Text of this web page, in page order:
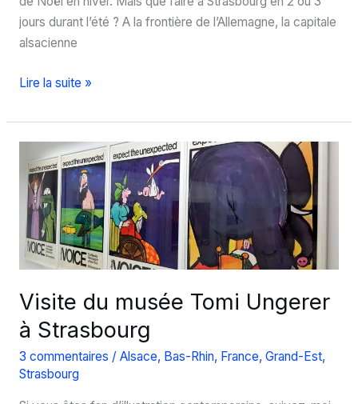
jours durant l’été ? A la frontière de l’Allemagne, la capitale
alsacienne
Que
à
Strasbourg
en
été
Lire la suite »
Visite du musée Tomi Ungerer
à Strasbourg
3 commentaires / Alsace, Bas-Rhin, France, Grand-Est,
Strasbourg